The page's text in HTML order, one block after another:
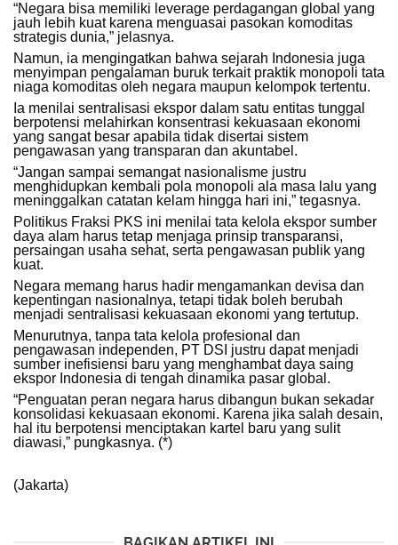
“Negara bisa memiliki leverage perdagangan global yang
jauh lebih kuat karena menguasai pasokan komoditas
strategis dunia,” jelasnya.
Namun, ia mengingatkan bahwa sejarah Indonesia juga
menyimpan pengalaman buruk terkait praktik monopoli tata
niaga komoditas oleh negara maupun kelompok tertentu.
Ia menilai sentralisasi ekspor dalam satu entitas tunggal
berpotensi melahirkan konsentrasi kekuasaan ekonomi
yang sangat besar apabila tidak disertai sistem
pengawasan yang transparan dan akuntabel.
“Jangan sampai semangat nasionalisme justru
menghidupkan kembali pola monopoli ala masa lalu yang
meninggalkan catatan kelam hingga hari ini,” tegasnya.
Politikus Fraksi PKS ini menilai tata kelola ekspor sumber
daya alam harus tetap menjaga prinsip transparansi,
persaingan usaha sehat, serta pengawasan publik yang
kuat.
Negara memang harus hadir mengamankan devisa dan
kepentingan nasionalnya, tetapi tidak boleh berubah
menjadi sentralisasi kekuasaan ekonomi yang tertutup.
Menurutnya, tanpa tata kelola profesional dan
pengawasan independen, PT DSI justru dapat menjadi
sumber inefisiensi baru yang menghambat daya saing
ekspor Indonesia di tengah dinamika pasar global.
“Penguatan peran negara harus dibangun bukan sekadar
konsolidasi kekuasaan ekonomi. Karena jika salah desain,
hal itu berpotensi menciptakan kartel baru yang sulit
diawasi,” pungkasnya. (*)
(Jakarta)